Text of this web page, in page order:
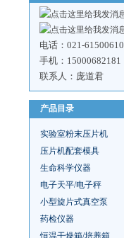
电话：021-61500610
手机：15000682181
联系人：庞道君
产品目录
实验室粉末压片机
压片机配套模具
生命科学仪器
电子天平/电子秤
小型旋片式真空泵
药检仪器
恒温干燥箱/培养箱